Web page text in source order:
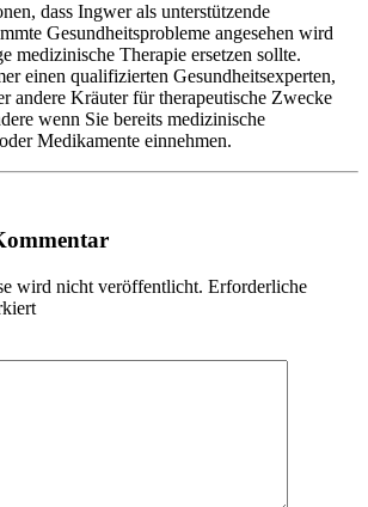
dass Ingwer als unterstützende
Gesundheitsprobleme angesehen wird
medizinische Therapie ersetzen sollte.
einen qualifizierten Gesundheitsexperten,
andere Kräuter für therapeutische Zwecke
wenn Sie bereits medizinische
Medikamente einnehmen.
wird nicht veröffentlicht. Erforderliche